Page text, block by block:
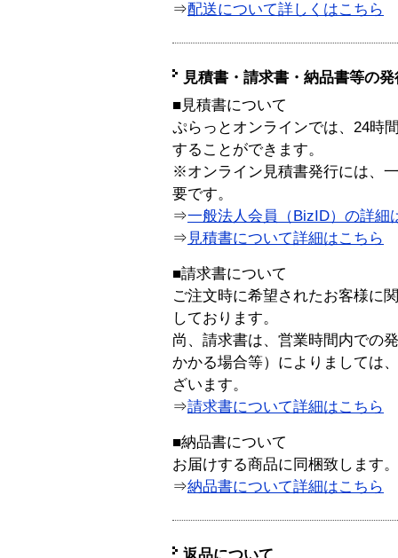
⇒配送について詳しくはこちら
見積書・請求書・納品書等の
■見積書について
ぷらっとオンラインでは、24時
することができます。
※オンライン見積書発行には、
要です。
⇒一般法人会員（BizID）の詳細
⇒ 見積書について詳細はこちら
■請求書について
ご注文時に希望されたお客様に
しております。
尚、請求書は、営業時間内での
かかる場合等）によりましては
ざいます。
⇒請求書について詳細はこちら
■納品書について
お届けする商品に同梱致します。
⇒納品書について詳細はこちら